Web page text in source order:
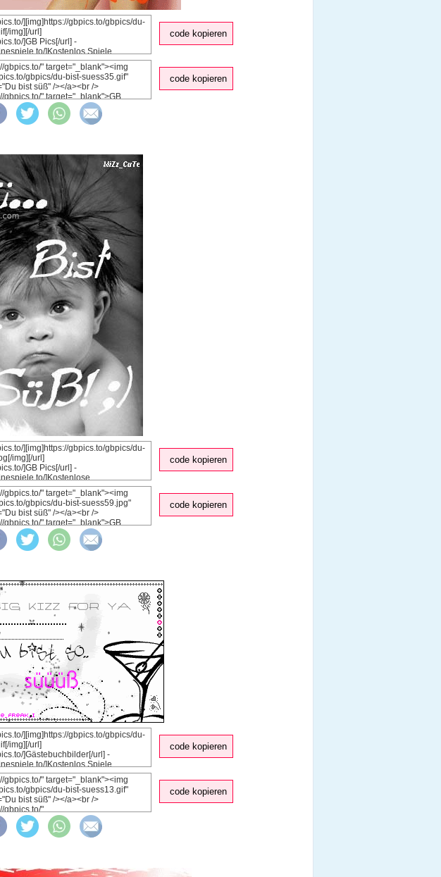
code kopieren
code kopieren
code kopieren
code kopieren
code kopieren
code kopieren